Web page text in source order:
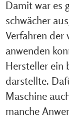
Damit war es
schwächer
Verfahren
anwenden
Hersteller ein
darstellte.
Maschine
manche